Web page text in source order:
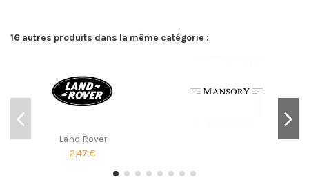
16 autres produits dans la même catégorie :
Land Rover
2,47 €